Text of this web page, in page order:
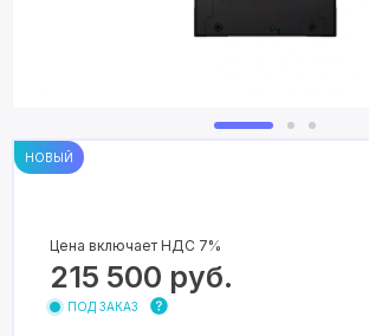
НОВЫЙ
Цена включает НДС 7%
215 500 руб.
ПОД ЗАКАЗ